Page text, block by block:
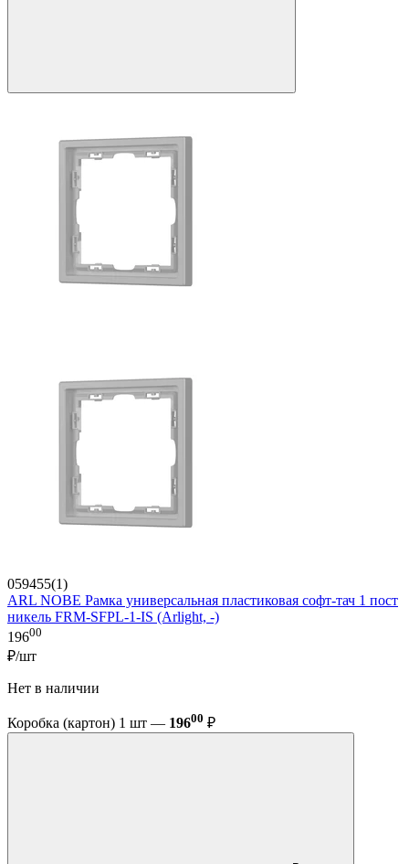
059455(1)
ARL NOBE Рамка универсальная пластиковая софт-тач 1 пост
никель FRM-SFPL-1-IS (Arlight, -)
19600
₽/шт
Нет в наличии
Коробка (картон) 1 шт — 19600 ₽